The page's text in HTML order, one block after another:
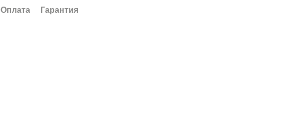
Оплата Гарантия